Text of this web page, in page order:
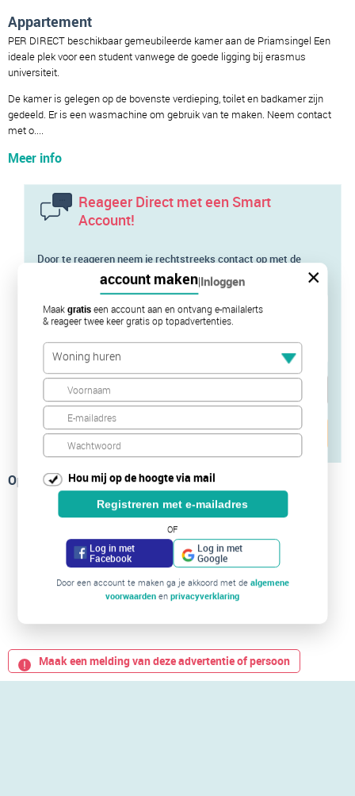
account maken|Inloggen ×
Maakgratiseen account aan en ontvang e-mailalerts
& reageer twee keer gratis op topadvertenties.
Woning huren
Hou mij op de hoogte via mail
Registreren met e-mailadres
OF
Log in met
Facebook
Log in met
Google
Door een account te maken ga je akkoord met de algemene
voorwaarden enprivacyverklaring
Appartement
PER DIRECT beschikbaar gemeubileerde kamer aan de Priamsingel Een
ideale plek voor een student vanwege de goede ligging bij erasmus
universiteit.
De kamer is gelegen op de bovenste verdieping, toilet en badkamer zijn
gedeeld. Er is een wasmachine om gebruik van te maken. Neem contact
met o....
Meer info
Reageer Direct met een Smart
Account!
Door te reageren neem je rechtstreeks contact op met de
verhuurder of diens makelaar
Verstuur je bericht
Op de kaart
Maak een melding van deze advertentie of persoon